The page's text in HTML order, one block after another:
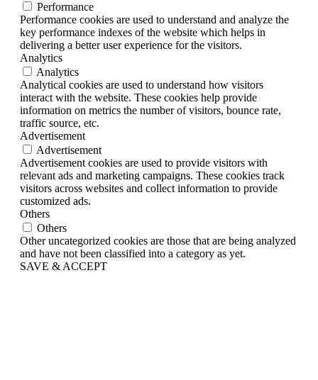
Performance
Performance cookies are used to understand and analyze the
key performance indexes of the website which helps in
delivering a better user experience for the visitors.
Analytics
Analytics
Analytical cookies are used to understand how visitors
interact with the website. These cookies help provide
information on metrics the number of visitors, bounce rate,
traffic source, etc.
Advertisement
Advertisement
Advertisement cookies are used to provide visitors with
relevant ads and marketing campaigns. These cookies track
visitors across websites and collect information to provide
customized ads.
Others
Others
Other uncategorized cookies are those that are being analyzed
and have not been classified into a category as yet.
SAVE & ACCEPT